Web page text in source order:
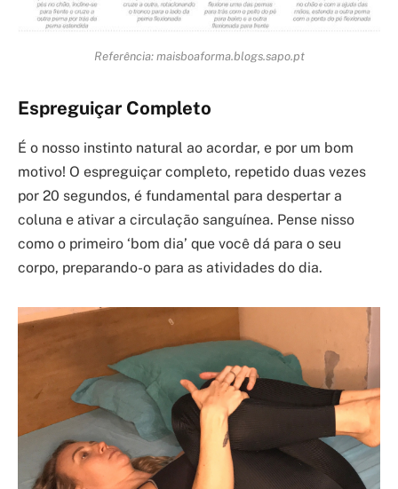
Referência: maisboaforma.blogs.sapo.pt
Espreguiçar Completo
É o nosso instinto natural ao acordar, e por um bom
motivo! O espreguiçar completo, repetido duas vezes
por 20 segundos, é fundamental para despertar a
coluna e ativar a circulação sanguínea. Pense nisso
como o primeiro ‘bom dia’ que você dá para o seu
corpo, preparando-o para as atividades do dia.